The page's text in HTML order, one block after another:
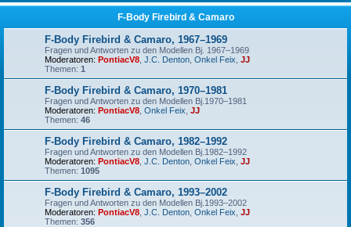
F-Body Firebird & Camaro
F-Body Firebird & Camaro, 1967–1969
Fragen und Antworten zu den Modellen Bj. 1967–1969
Moderatoren: PontiacV8 J.C. Denton Onkel Feix JJ
Themen: 1
F-Body Firebird & Camaro, 1970–1981
Fragen und Antworten zu den Modellen Bj.1970–1981
Moderatoren: PontiacV8 Onkel Feix JJ
Themen: 46
F-Body Firebird & Camaro, 1982–1992
Fragen und Antworten zu den Modellen Bj.1982–1992
Moderatoren: PontiacV8 J.C. Denton Onkel Feix JJ
Themen: 1095
F-Body Firebird & Camaro, 1993–2002
Fragen und Antworten zu den Modellen Bj.1993–2002
Moderatoren: PontiacV8 J.C. Denton Onkel Feix JJ
Themen: 356